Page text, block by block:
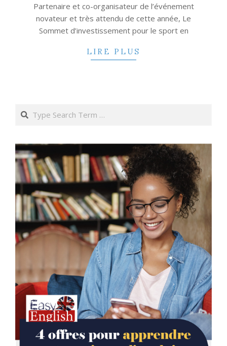
Partenaire et co-organisateur de l’événement
novateur et très attendu de cette année, Le
Sommet d’investissement pour le sport en
LIRE PLUS
Search